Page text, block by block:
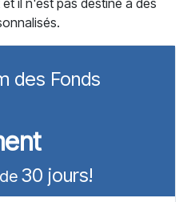
il n'est pas destiné à des
des Fonds
30 jours!